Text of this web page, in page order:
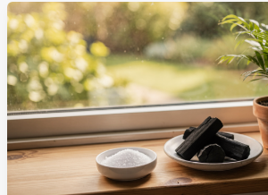
Remèdes
de
grand-
mère
à
connaître
contre
l’humidité
dans